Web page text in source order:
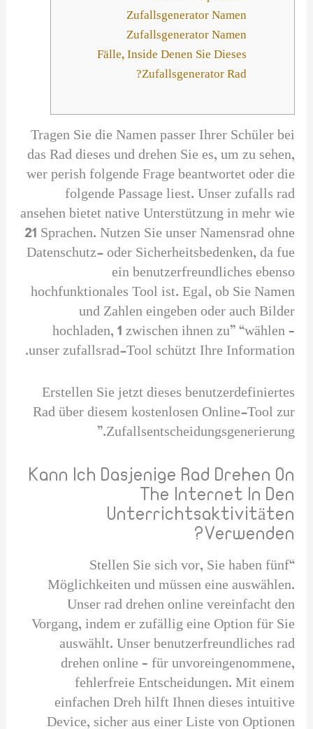
Zufallsgenerator Namen
Zufallsgenerator Namen
Fälle, Inside Denen Sie Dieses
Zufallsgenerator Rad?
Tragen Sie die Namen passer Ihrer Schüler bei
das Rad dieses und drehen Sie es, um zu sehen,
wer perish folgende Frage beantwortet oder die
folgende Passage liest. Unser zufalls rad
ansehen bietet native Unterstützung in mehr wie
21 Sprachen. Nutzen Sie unser Namensrad ohne
Datenschutz- oder Sicherheitsbedenken, da fue
ein benutzerfreundliches ebenso
hochfunktionales Tool ist. Egal, ob Sie Namen
und Zahlen eingeben oder auch Bilder
hochladen, 1 zwischen ihnen zu” “wählen –
unser zufallsrad-Tool schützt Ihre Information.
Erstellen Sie jetzt dieses benutzerdefiniertes
Rad über diesem kostenlosen Online-Tool zur
Zufallsentscheidungsgenerierung.”
Kann Ich Dasjenige Rad Drehen On
The Internet In Den
Unterrichtsaktivitäten
Verwenden?
“Stellen Sie sich vor, Sie haben fünf
Möglichkeiten und müssen eine auswählen.
Unser rad drehen online vereinfacht den
Vorgang, indem er zufällig eine Option für Sie
auswählt. Unser benutzerfreundliches rad
drehen online – für unvoreingenommene,
fehlerfreie Entscheidungen. Mit einem
einfachen Dreh hilft Ihnen dieses intuitive
Device, sicher aus einer Liste von Optionen